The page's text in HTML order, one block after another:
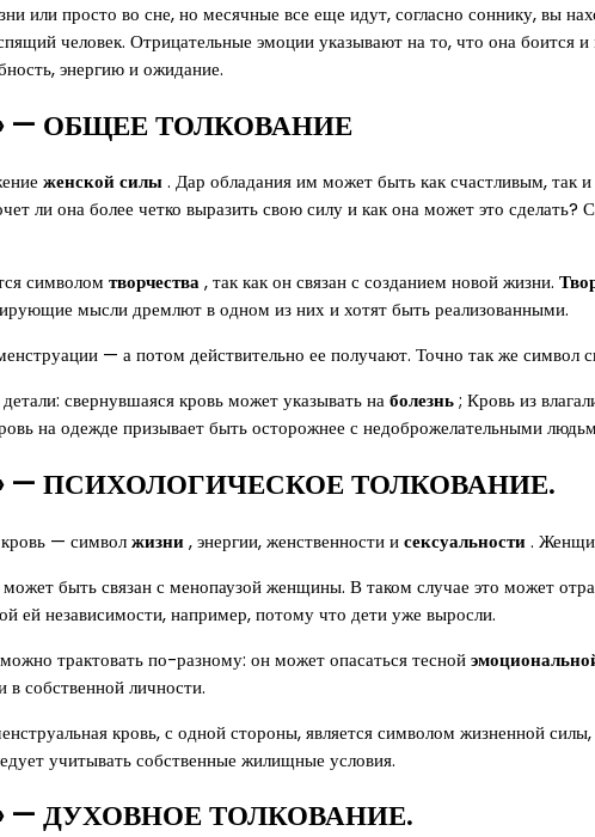
или просто во сне, но месячные все еще идут, согласно соннику, вы
человек. Отрицательные эмоции указывают на то, что она боится
энергию и ожидание.
— ОБЩЕЕ ТОЛКОВАНИЕ
женской силы. Дар обладания им может быть как счастливым, так
ли она более четко выразить свою силу и как она может это
символом творчества, так как он связан с созданием новой жизни.
мысли дремлют в одном из них и хотят быть реализованными.
— а потом действительно ее получают. Точно так же
свернувшаяся кровь может указывать наболезнь; Кровь из
на одежде призывает быть осторожнее с недоброжелательными
— ПСИХОЛОГИЧЕСКОЕ ТОЛКОВАНИЕ.
— символжизни, энергии, женственности исексуальности.
быть связан с менопаузой женщины. В таком случае это может
ей независимости, например, потому что дети уже выросли.
трактовать по-разному: он может опасаться тесной
в собственной личности.
кровь, с одной стороны, является символом жизненной
учитывать собственные жилищные условия.
— ДУХОВНОЕ ТОЛКОВАНИЕ.